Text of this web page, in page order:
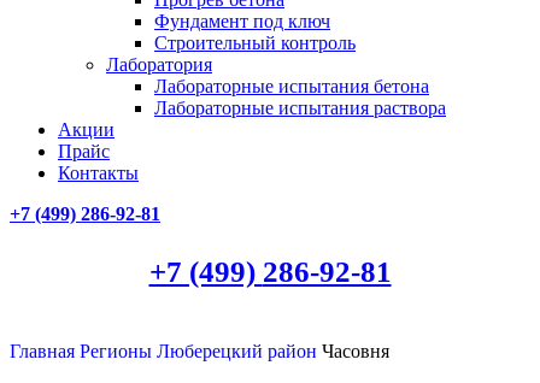
Фундамент под ключ
Строительный контроль
Лаборатория
Лабораторные испытания бетона
Лабораторные испытания раствора
Акции
Прайс
Контакты
+7 (499) 286-92-81
+7 (499) 286-92-81
Главная Регионы Люберецкий район Часовня